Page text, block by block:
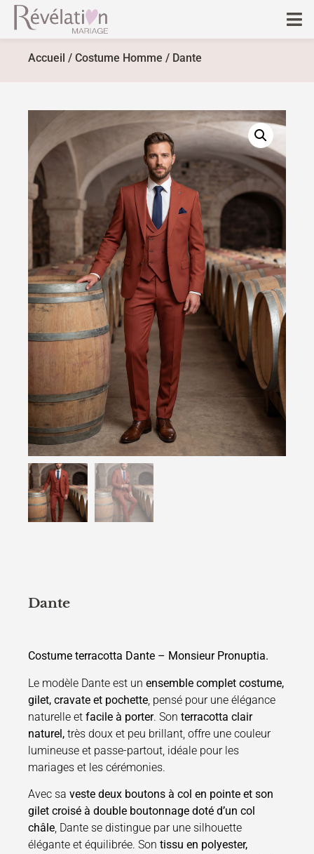
Accueil / Costume Homme / Dante
Dante
Costume terracotta Dante – Monsieur Pronuptia.
Le modèle Dante est un ensemble complet costume,
gilet, cravate et pochette, pensé pour une élégance
naturelle et facile à porter. Son terracotta clair
naturel, très doux et peu brillant, offre une couleur
lumineuse et passe-partout, idéale pour les
mariages et les cérémonies.
Avec sa veste deux boutons à col en pointe et son
gilet croisé à double boutonnage doté d’un col
châle, Dante se distingue par une silhouette
élégante et équilibrée. Son tissu en polyester,